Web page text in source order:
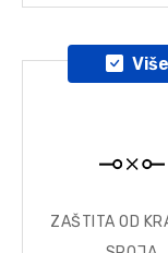
ZAŠTITA OD